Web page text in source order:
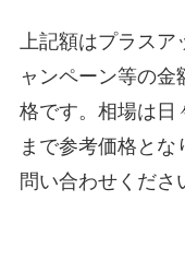
上記額はプラスア
ャンペーン等の金
格です。相場は日
まで参考価格と
問い合わせくださ